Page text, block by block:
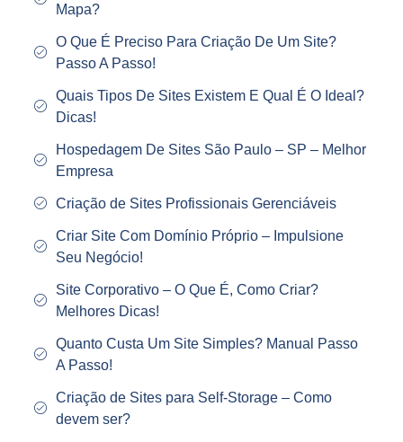
Mapa?
O Que É Preciso Para Criação De Um Site?
Passo A Passo!
Quais Tipos De Sites Existem E Qual É O Ideal?
Dicas!
Hospedagem De Sites São Paulo – SP – Melhor
Empresa
Criação de Sites Profissionais Gerenciáveis
Criar Site Com Domínio Próprio – Impulsione
Seu Negócio!
Site Corporativo – O Que É, Como Criar?
Melhores Dicas!
Quanto Custa Um Site Simples? Manual Passo
A Passo!
Criação de Sites para Self-Storage – Como
devem ser?